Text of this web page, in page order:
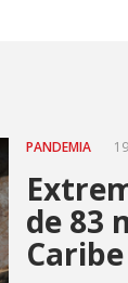
PANDEMIA
de 83